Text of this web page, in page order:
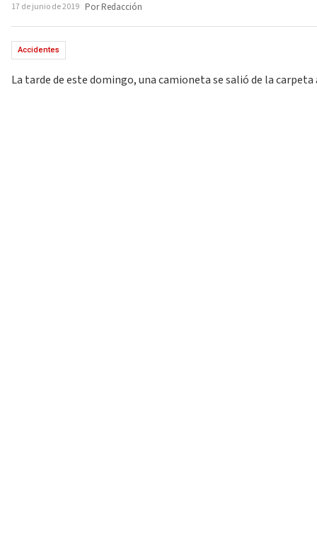
17 de junio de 2019 Por Redacción
Accidentes
La tarde de este domingo, una camioneta se salió de la